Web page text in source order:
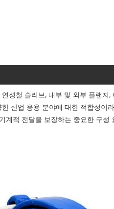
성철 슬리브, 내부 및 외부 플랜지
산업 응용 분야에 대한 적합성이
계적 전달을 보장하는 중요한 구성